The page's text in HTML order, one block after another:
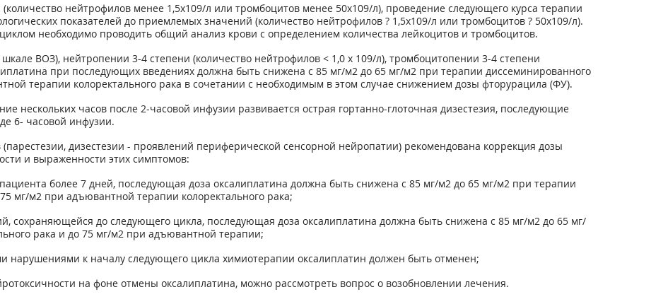
нейтрофилов менее 1,5x109/л или тромбоцитов менее 50x109/л), проведение следующего курса терапии
показателей до приемлемых значений (количество нейтрофилов ? 1,5x109/л или тромбоцитов ? 50x109/л).
необходимо проводить общий анализ крови с определением количества лейкоцитов и тромбоцитов.
ВОЗ), нейтропении 3-4 степени (количество нейтрофилов < 1,0 х 109/л), тромбоцитопении 3-4 степени
при последующих введениях должна быть снижена с 85 мг/м2до 65 мг/м2при терапии диссеминированного
терапии колоректального рака в сочетании с необходимым в этом случае снижением дозы фторурацила (ФУ).
нескольких часов после 2-часовой инфузии развивается острая гортанно-глоточная дизестезия, последующие
6- часовой инфузии.
дизестезии - проявлений периферической сенсорной нейропатии) рекомендована коррекция дозы
и выраженности этих симптомов:
более 7 дней, последующая доза оксалиплатина должна быть снижена с 85 мг/м2до 65 мг/м2при терапии
мг/м2при адъювантной терапии колоректального рака;
сохраняющейся до следующего цикла, последующая доза оксалиплатина должна быть снижена с 85 мг/м2до 65 мг/
рака и до 75 мг/м2при адъювантной терапии;
нарушениями к началу следующего цикла химиотерапии оксалиплатин должен быть отменен;
на фоне отмены оксалиплатина, можно рассмотреть вопрос о возобновлении лечения.